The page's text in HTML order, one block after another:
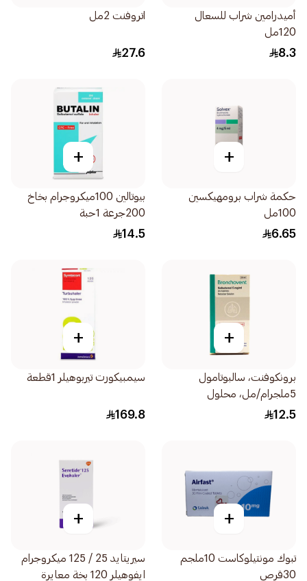
أميدرامين شراب للسعال
120مل
8.3
اتروفنت 2مل
27.6
+
حكمة شراب برومهيكسين
100مل
6.65
+
بيوتالين 100ميكروجرام بخاخ
200جرعة 1حبة
14.5
+
برونكوفنت، سالبوتامول
5ملجرام/مل، محلول
للاستنشاق - 20مل
12.5
+
سيمبيكورت تيربوهيلر 1قطعة
169.8
+
تبوك مونتيلوكاست 10ملجم
30قرص
+
سيريتايد 25 / 125 ميكروجرام
ايفوهيلر 120 بخة معايرة